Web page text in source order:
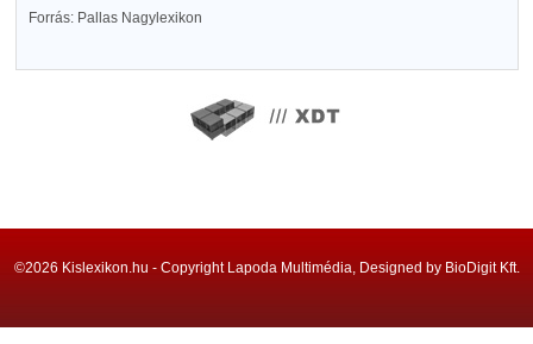
Forrás: Pallas Nagylexikon
©2026 Kislexikon.hu - Copyright Lapoda Multimédia, Designed by BioDigit Kft.